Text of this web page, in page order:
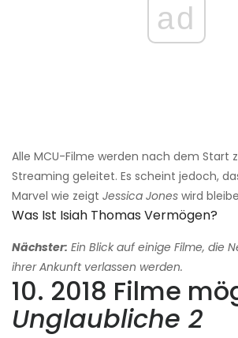
ad
Alle MCU-Filme werden nach dem Start
Streaming geleitet. Es scheint jedoch,
Marvel wie zeigt Jessica Jones wird
Was Ist Isiah Thomas Vermögen?
Nächster: Ein Blick auf einige Filme, die
ihrer Ankunft verlassen werden.
10. 2018 Filme
Unglaubliche 2